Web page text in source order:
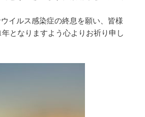
イルス感染症の終息を願い、皆様
となりますよう心よりお祈り申し